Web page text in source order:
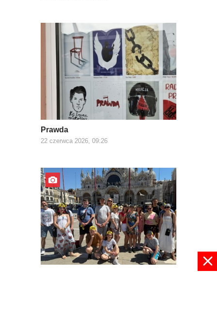
Prawda
22 czerwca 2026, 09:26